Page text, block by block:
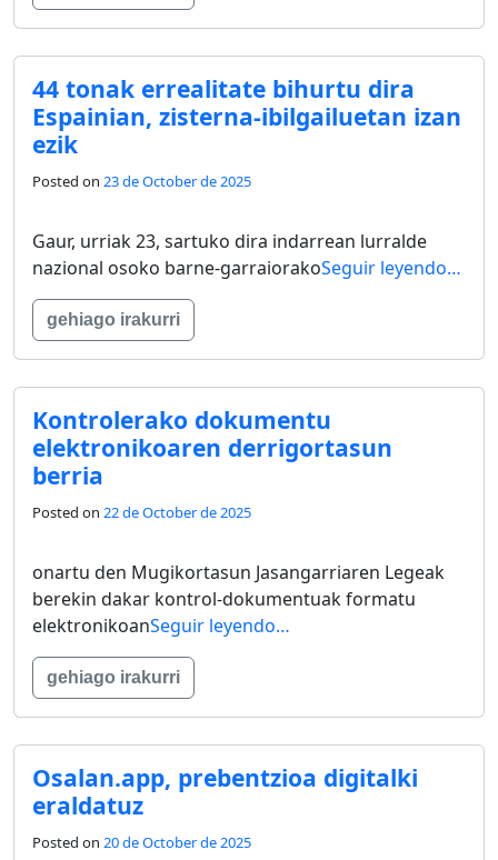
44 tonak errealitate bihurtu dira
Espainian, zisterna-ibilgailuetan izan
ezik
Posted on 23 de October de 2025
Gaur, urriak 23, sartuko dira indarrean lurralde
nazional osoko barne-garraiorakoSeguir leyendo…
gehiago irakurri
Kontrolerako dokumentu
elektronikoaren derrigortasun
berria
Posted on 22 de October de 2025
onartu den Mugikortasun Jasangarriaren Legeak
berekin dakar kontrol-dokumentuak formatu
elektronikoanSeguir leyendo…
gehiago irakurri
Osalan.app, prebentzioa digitalki
eraldatuz
Posted on 20 de October de 2025